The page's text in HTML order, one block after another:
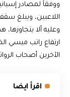
ووفقاً لمصادر
وعليه ألا
ارتفاع راتب ميسي
الآخرين أصحاب
اقرأ ايضا